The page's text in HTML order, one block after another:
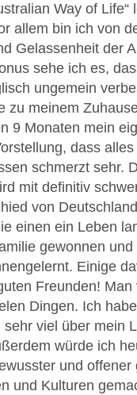
Way of Life“
allem bin ich von
Gelassenheit der
sehe ich es,
ungemein
zu meinem
9 Monaten mein
dass
schmerzt sehr.
mit definitiv
von
einen ein Leben
gewonnen
Einige
Freunden! Man
Dingen. Ich
viel über mein
würde ich
und offener
und Kulturen